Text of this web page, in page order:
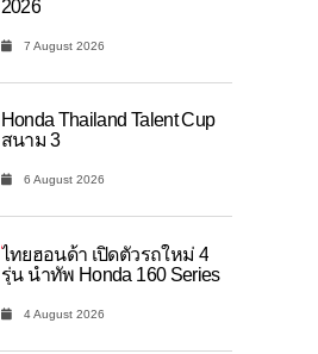
2026
7 August 2026
Honda Thailand Talent Cup
สนาม 3
6 August 2026
ไทยฮอนด้า เปิดตัวรถใหม่ 4
รุ่น นำทัพ Honda 160 Series
4 August 2026